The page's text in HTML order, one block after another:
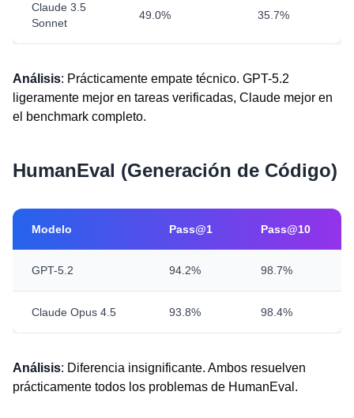
Claude 3.5
Sonnet
49.0% 35.7%
Análisis: Prácticamente empate técnico. GPT-5.2
ligeramente mejor en tareas verificadas, Claude mejor en
el benchmark completo.
HumanEval (Generación de Código)
Modelo Pass@1 Pass@10
GPT-5.2 94.2% 98.7%
Claude Opus 4.5 93.8% 98.4%
Análisis: Diferencia insignificante. Ambos resuelven
prácticamente todos los problemas de HumanEval.